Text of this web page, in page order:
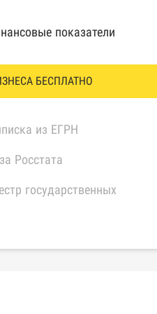
показатели
БЕСПЛАТНО
из ЕГРН
Росстата
государственных